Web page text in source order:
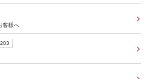
宿泊プラン一覧
レストラン予約
客様へ